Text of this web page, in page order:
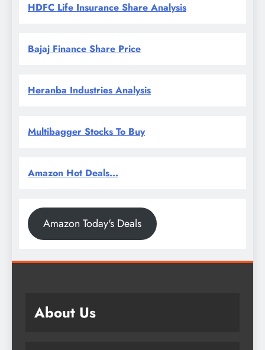
HDFC Life Insurance Share Analysis
Bajaj Finance Share Price
Heranba Industries Analysis
Multibagger Stocks To Buy
Amazon Hot Deals...
Amazon Today's Deals
About Us